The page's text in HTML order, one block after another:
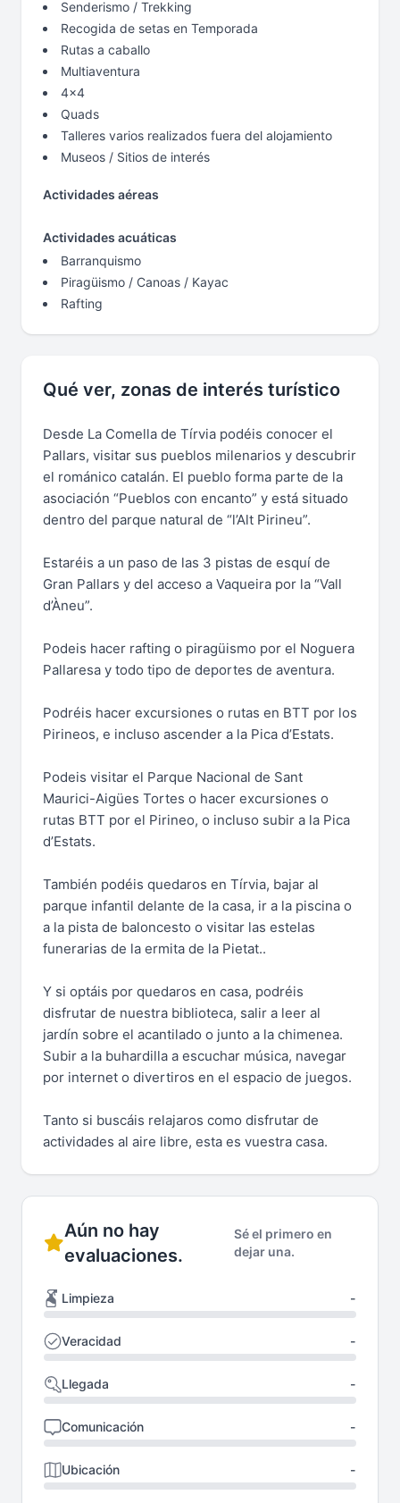
Senderismo / Trekking
Recogida de setas en Temporada
Rutas a caballo
Multiaventura
4x4
Quads
Talleres varios realizados fuera del alojamiento
Museos / Sitios de interés
Actividades aéreas
Actividades acuáticas
Barranquismo
Piragüismo / Canoas / Kayac
Rafting
Qué ver, zonas de interés turístico
Desde La Comella de Tírvia podéis conocer el
Pallars, visitar sus pueblos milenarios y descubrir
el románico catalán. El pueblo forma parte de la
asociación “Pueblos con encanto” y está situado
dentro del parque natural de “l’Alt Pirineu”.
Estaréis a un paso de las 3 pistas de esquí de
Gran Pallars y del acceso a Vaqueira por la “Vall
d’Àneu”.
Podeis hacer rafting o piragüismo por el Noguera
Pallaresa y todo tipo de deportes de aventura.
Podréis hacer excursiones o rutas en BTT por los
Pirineos, e incluso ascender a la Pica d’Estats.
Podeis visitar el Parque Nacional de Sant
Maurici-Aigües Tortes o hacer excursiones o
rutas BTT por el Pirineo, o incluso subir a la Pica
d’Estats.
También podéis quedaros en Tírvia, bajar al
parque infantil delante de la casa, ir a la piscina o
a la pista de baloncesto o visitar las estelas
funerarias de la ermita de la Pietat..
Y si optáis por quedaros en casa, podréis
disfrutar de nuestra biblioteca, salir a leer al
jardín sobre el acantilado o junto a la chimenea.
Subir a la buhardilla a escuchar música, navegar
por internet o divertiros en el espacio de juegos.
Tanto si buscáis relajaros como disfrutar de
actividades al aire libre, esta es vuestra casa.
Aún no hay
evaluaciones.
Sé el primero en
dejar una.
Limpieza -
Veracidad -
Llegada -
Comunicación -
Ubicación -